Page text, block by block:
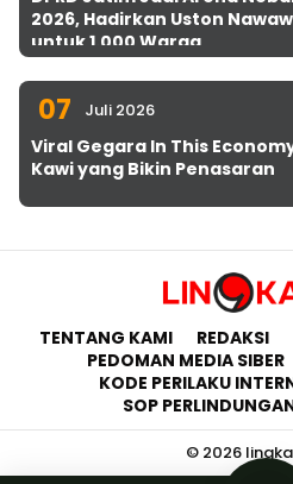
2026, Hadirkan Uston
untuk 1.000 Warga
07 Juli 2026
Viral Gegara In This
Kawi yang Bikin Penasaran
TENTANG KAMI REDAKSI
PEDOMAN MEDIA SIBER
KODE PERILAKU
SOP
© 2026